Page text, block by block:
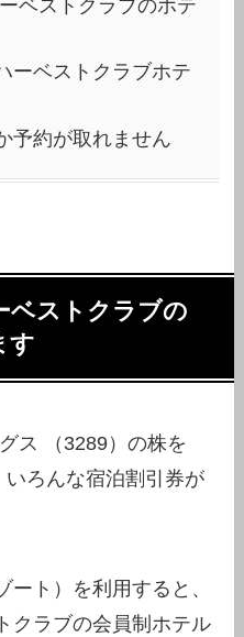
ベストクラブのホテ
ーベストクラブホテ
予約が取れません
ベストクラブの
す
ス （3289）の株を
ろんな宿泊割引券が
ート）を利用すると、
クラブの会員制ホテル